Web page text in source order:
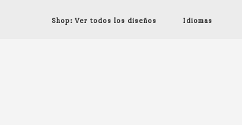
Shop: Ver todos los diseños Idiomas